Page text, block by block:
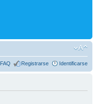
FAQ Registrarse Identificarse